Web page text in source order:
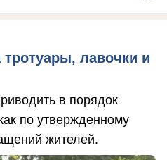
лавочки и
в порядок
по утвержденному
жителей.